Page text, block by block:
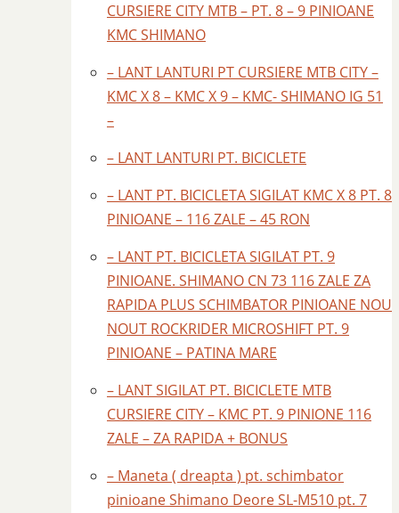
CURSIERE CITY MTB – PT. 8 – 9 PINIOANE
KMC SHIMANO
– LANT LANTURI PT CURSIERE MTB CITY –
KMC X 8 – KMC X 9 – KMC- SHIMANO IG 51
–
– LANT LANTURI PT. BICICLETE
– LANT PT. BICICLETA SIGILAT KMC X 8 PT. 8
PINIOANE – 116 ZALE – 45 RON
– LANT PT. BICICLETA SIGILAT PT. 9
PINIOANE. SHIMANO CN 73 116 ZALE ZA
RAPIDA PLUS SCHIMBATOR PINIOANE NOU
NOUT ROCKRIDER MICROSHIFT PT. 9
PINIOANE – PATINA MARE
– LANT SIGILAT PT. BICICLETE MTB
CURSIERE CITY – KMC PT. 9 PINIONE 116
ZALE – ZA RAPIDA + BONUS
– Maneta ( dreapta ) pt. schimbator
pinioane Shimano Deore SL-M510 pt. 7